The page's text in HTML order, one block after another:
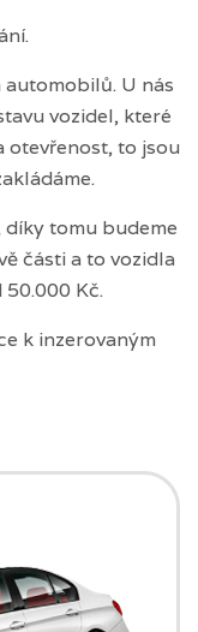
U nás
vozidel, které
otevřenost, to jsou
tomu budeme
části a to vozidla
Kč.
k inzerovaným